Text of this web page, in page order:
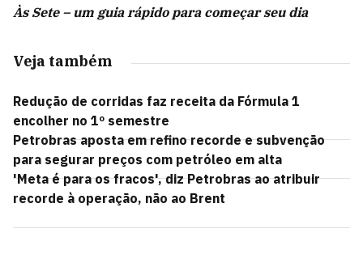
Às Sete – um guia rápido para começar seu dia
Veja também
Redução de corridas faz receita da Fórmula 1
encolher no 1º semestre
Petrobras aposta em refino recorde e subvenção
para segurar preços com petróleo em alta
'Meta é para os fracos', diz Petrobras ao atribuir
recorde à operação, não ao Brent